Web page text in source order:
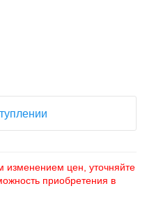
изменением цен, уточняйте
приобретения в